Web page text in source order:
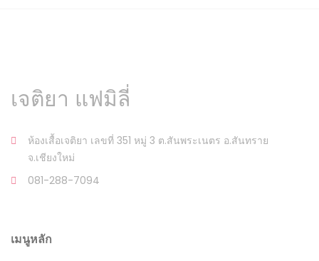
เจติยา แฟมิลี่
ห้องเสื้อเจติยา เลขที่ 351 หมู่ 3 ต.สันพระเนตร อ.สันทราย
จ.เชียงใหม่
081-288-7094
เมนูหลัก